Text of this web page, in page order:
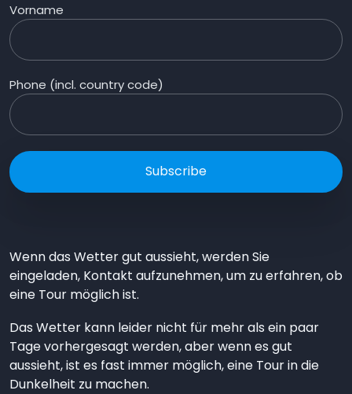
Vorname
Phone (incl. country code)
Wenn das Wetter gut aussieht, werden Sie
eingeladen, Kontakt aufzunehmen, um zu erfahren, ob
eine Tour möglich ist.
Das Wetter kann leider nicht für mehr als ein paar
Tage vorhergesagt werden, aber wenn es gut
aussieht, ist es fast immer möglich, eine Tour in die
Dunkelheit zu machen.